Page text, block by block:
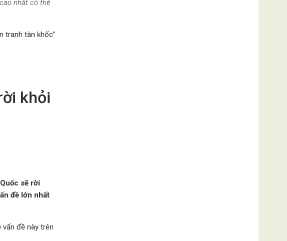
nhất có thể
tranh tàn khốc”
khỏi
sẽ rời
đề lớn nhất
đề này trên